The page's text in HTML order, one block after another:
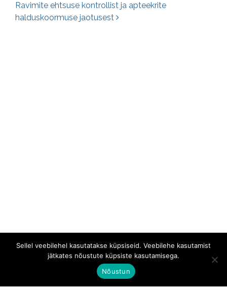
Ravimite ehtsuse kontrollist ja apteekrite
halduskoormuse jaotusest
Sellel veebilehel kasutatakse küpsiseid. Veebilehe kasutamist
jätkates nõustute küpsiste kasutamisega.
Nõustun